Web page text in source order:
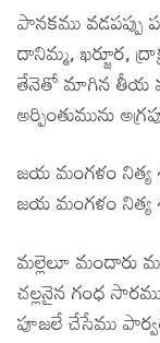
పానకము వడపప్పు
దానిమ్మ, ఖర్జూర,
తేనెతో మాగిన తీయ
అర్పింతుమును
జయ మంగళం నిత్య
జయ మంగళం నిత్య
మల్లెలూ మందారు
చల్లనైన గంధ
పూజలే చేసేము